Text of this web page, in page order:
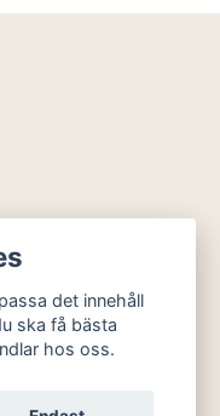
det innehåll
ska få bästa
hos oss.